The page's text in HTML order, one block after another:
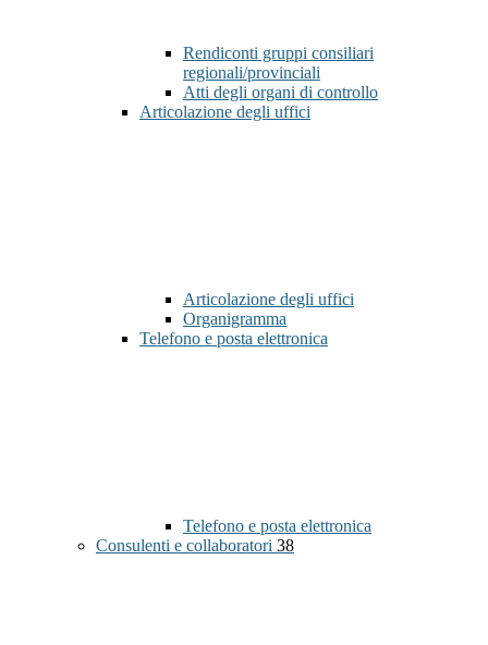
Rendiconti gruppi consiliari
regionali/provinciali
Atti degli organi di controllo
Articolazione degli uffici
Articolazione degli uffici
Organigramma
Telefono e posta elettronica
Telefono e posta elettronica
Consulenti e collaboratori 38